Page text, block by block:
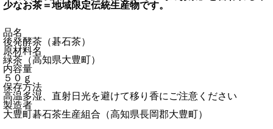
少なお茶＝地域限定伝統生産物です。
品名
後発酵茶（碁石茶）
原材料名
緑茶（高知県大豊町）
内容量
５０ｇ
保存方法
高温多湿、直射日光を避けて移り香にご注意ください
製造者
大豊町碁石茶生産組合（高知県長岡郡大豊町）